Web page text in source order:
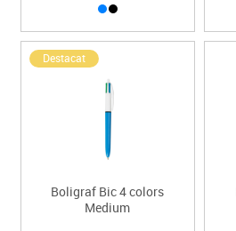
Destacat
Boligraf Bic 4 colors
Medium